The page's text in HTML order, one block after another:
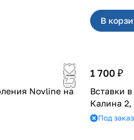
В
Novline на
1 700 ₽
Вставки в
Калина 2,
Под заказ